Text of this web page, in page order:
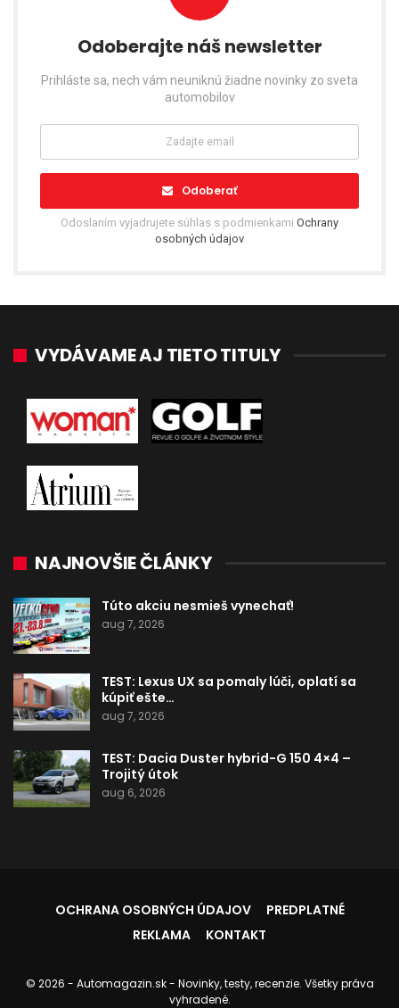
Odoberajte náš newsletter
Prihláste sa, nech vám neuniknú žiadne novinky zo sveta
automobilov
Odoberať
Odoslaním vyjadrujete súhlas s podmienkami Ochrany
osobných údajov
VYDÁVAME AJ TIETO TITULY
NAJNOVŠIE ČLÁNKY
Túto akciu nesmieš vynechať!
aug 7, 2026
TEST: Lexus UX sa pomaly lúči, oplatí sa
kúpiť ešte…
aug 7, 2026
TEST: Dacia Duster hybrid-G 150 4×4 –
Trojitý útok
aug 6, 2026
OCHRANA OSOBNÝCH ÚDAJOV
PREDPLATNÉ
REKLAMA
KONTAKT
© 2026 - Automagazin.sk - Novinky, testy, recenzie. Všetky práva
vyhradené.